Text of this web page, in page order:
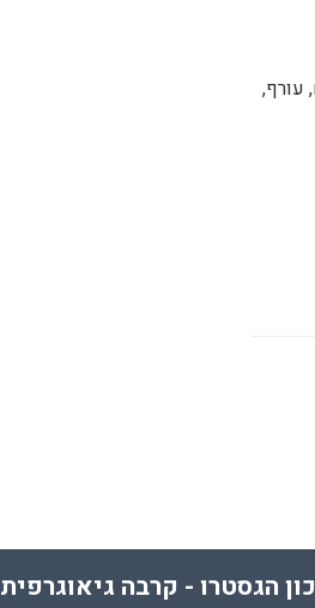
עורף,
הגסטרו - קרבה גיאוגרפית